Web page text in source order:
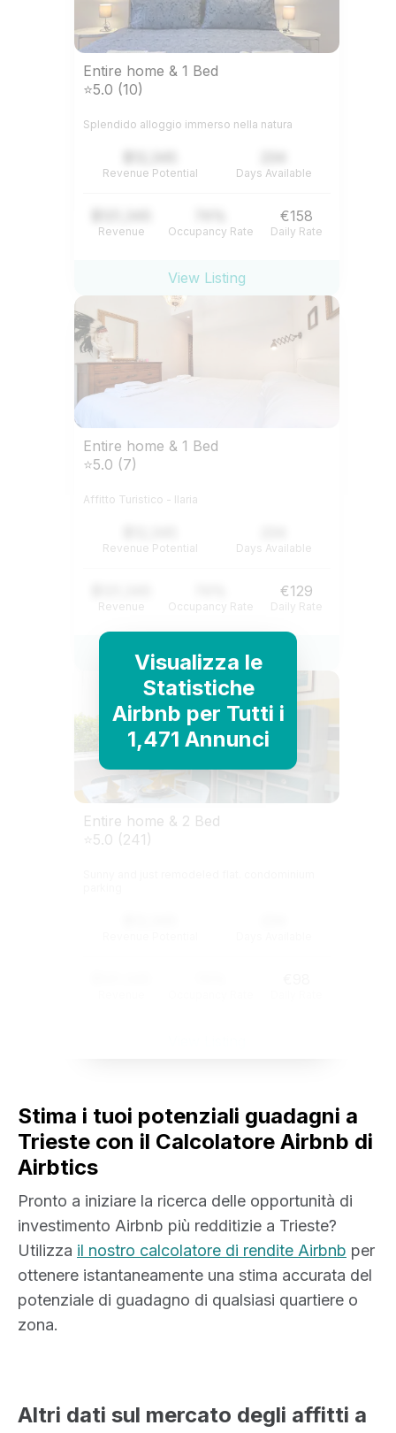
Entire home & 1 Bed
⭐5.0 (10)
Splendido alloggio immerso nella natura
Revenue Potential Days Available
Revenue Occupancy Rate
€158
Daily Rate
View Listing
Entire home & 1 Bed
⭐5.0 (7)
Affitto Turistico - Ilaria
Revenue Potential Days Available
Revenue Occupancy Rate
€129
Daily Rate
View Listing
Entire home & 2 Bed
⭐5.0 (241)
Visualizza le
Statistiche
Airbnb per Tutti i
1,471 Annunci
Stima i tuoi potenziali guadagni a
Trieste con il Calcolatore Airbnb di
Airbtics
Pronto a iniziare la ricerca delle opportunità di
investimento Airbnb più redditizie a Trieste?
Utilizza il nostro calcolatore di rendite Airbnb per
ottenere istantaneamente una stima accurata del
potenziale di guadagno di qualsiasi quartiere o
zona.
Altri dati sul mercato degli affitti a